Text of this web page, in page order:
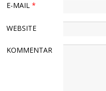
E-MAIL*
WEBSITE
KOMMENTAR